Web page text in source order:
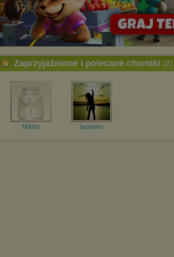
Zaprzyjaźnione i polecane chomiki (2)
Niklot larenim